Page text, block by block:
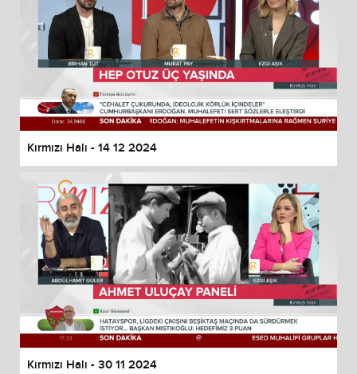
Kırmızı Halı - 14 12 2024
Kırmızı Halı - 30 11 2024